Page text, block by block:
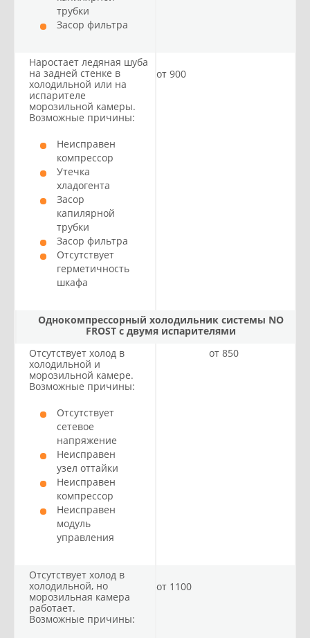
трубки
Засор фильтра
Наростает ледяная шуба
на задней стенке в
холодильной или на
испарителе
морозильной камеры.
Возможные причины:
Неисправен
компрессор
Утечка
хладогента
Засор
капилярной
трубки
Засор фильтра
Отсутствует
герметичность
шкафа
от 900
Однокомпрессорный холодильник системы NO
FROST с двумя испарителями
Отсутствует холод в
холодильной и
морозильной камере.
Возможные причины:
Отсутствует
сетевое
напряжение
Неисправен
узел оттайки
Неисправен
компрессор
Неисправен
модуль
управления
от 850
Отсутствует холод в
холодильной, но
морозильная камера
работает.
Возможные причины:
от 1100